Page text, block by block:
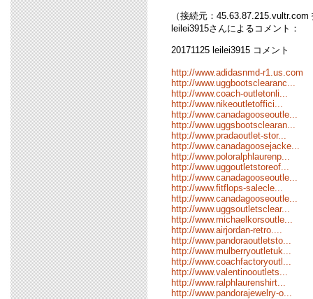
（接続元：
leilei3915さんによるコメント：
20171125 leilei3915 コメント
http://www.adidasnmd-r1.us.com
http://www.uggbootsclearanc...
http://www.coach-outletonli...
http://www.nikeoutletoffici...
http://www.canadagooseoutle...
http://www.uggsbootsclearan...
http://www.pradaoutlet-stor...
http://www.canadagoosejacke...
http://www.poloralphlaurenp...
http://www.uggoutletstoreof...
http://www.canadagooseoutle...
http://www.fitflops-salecle...
http://www.canadagooseoutle...
http://www.uggsoutletsclear...
http://www.michaelkorsoutle...
http://www.airjordan-retro....
http://www.pandoraoutletsto...
http://www.mulberryoutletuk...
http://www.coachfactoryoutl...
http://www.valentinooutlets...
http://www.ralphlaurenshirt...
http://www.pandorajewelry-o...